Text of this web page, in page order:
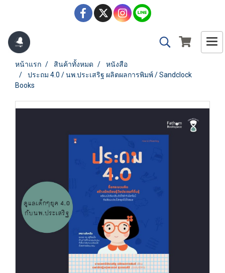
หน้าแรก สินค้าทั้งหมด
หนังสือ
ประถม 4.0 / นพ.ประเสริฐ ผลิตผลการพิมพ์ / Sandclock
Books